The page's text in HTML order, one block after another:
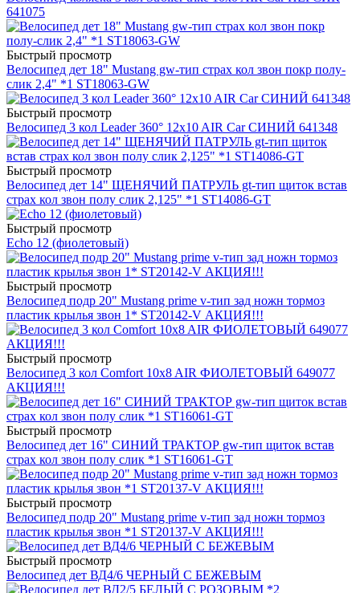
641075
Быстрый просмотр
Велосипед дет 18" Mustang gw-тип страх кол звон покр полу-
слик 2,4" *1 ST18063-GW
Быстрый просмотр
Велосипед 3 кол Leader 360° 12x10 AIR Car СИНИЙ 641348
Быстрый просмотр
Велосипед дет 14" ЩЕНЯЧИЙ ПАТРУЛЬ gt-тип щиток встав
страх кол звон полу слик 2,125" *1 ST14086-GT
Быстрый просмотр
Echo 12 (фиолетовый)
Быстрый просмотр
Велосипед подр 20" Mustang prime v-тип зад ножн тормоз
пластик крылья звон 1* ST20142-V АКЦИЯ!!!
Быстрый просмотр
Велосипед 3 кол Comfort 10x8 AIR ФИОЛЕТОВЫЙ 649077
АКЦИЯ!!!
Быстрый просмотр
Велосипед дет 16" СИНИЙ ТРАКТОР gw-тип щиток встав
страх кол звон полу слик *1 ST16061-GT
Быстрый просмотр
Велосипед подр 20" Mustang prime v-тип зад ножн тормоз
пластик крылья звон *1 ST20137-V АКЦИЯ!!!
Быстрый просмотр
Велосипед дет ВД4/6 ЧЕРНЫЙ С БЕЖЕВЫМ